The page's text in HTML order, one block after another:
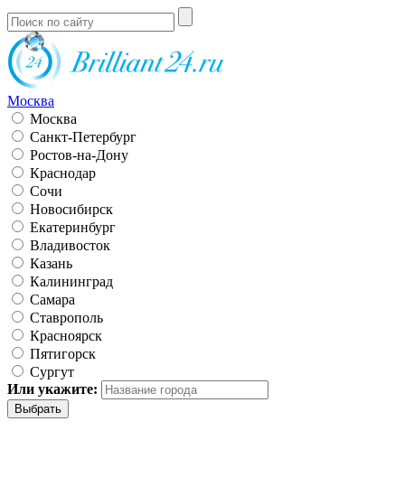
Москва
Москва
Санкт-Петербург
Ростов-на-Дону
Краснодар
Сочи
Новосибирск
Екатеринбург
Владивосток
Казань
Калининград
Самара
Ставрополь
Красноярск
Пятигорск
Сургут
Или укажите: